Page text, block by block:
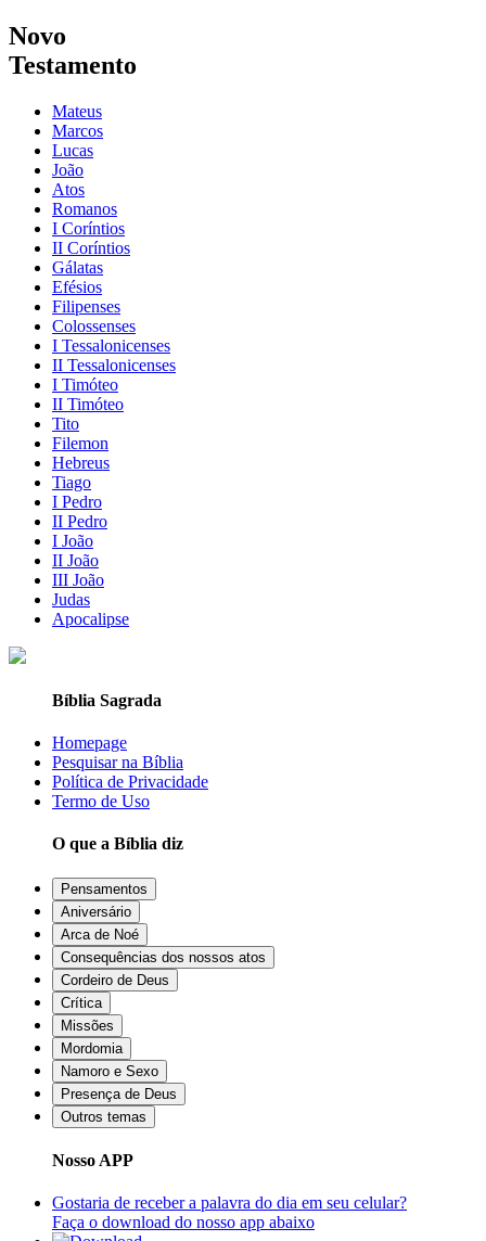
Novo
Testamento
Mateus
Marcos
Lucas
João
Atos
Romanos
I Coríntios
II Coríntios
Gálatas
Efésios
Filipenses
Colossenses
I Tessalonicenses
II Tessalonicenses
I Timóteo
II Timóteo
Tito
Filemon
Hebreus
Tiago
I Pedro
II Pedro
I João
II João
III João
Judas
Apocalipse
Bíblia Sagrada
Homepage
Pesquisar na Bíblia
Política de Privacidade
Termo de Uso
O que a Bíblia diz
Pensamentos
Aniversário
Arca de Noé
Consequências dos nossos atos
Cordeiro de Deus
Crítica
Missões
Mordomia
Namoro e Sexo
Presença de Deus
Outros temas
Nosso APP
Gostaria de receber a palavra do dia em seu celular?
Faça o download do nosso app abaixo